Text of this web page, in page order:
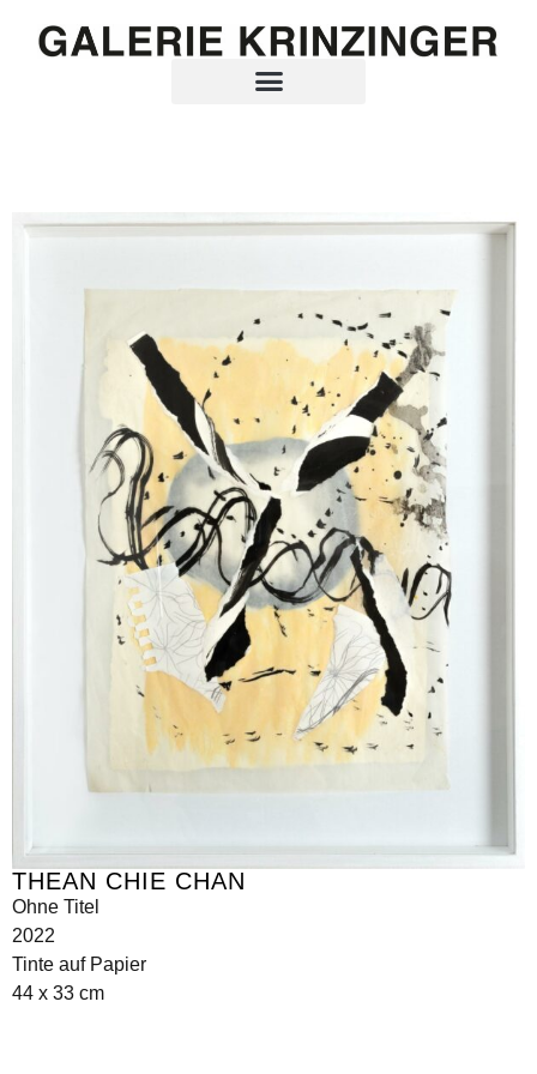
THEAN CHIE CHAN
Ohne Titel
2022
Tinte auf Papier
44 x 33 cm